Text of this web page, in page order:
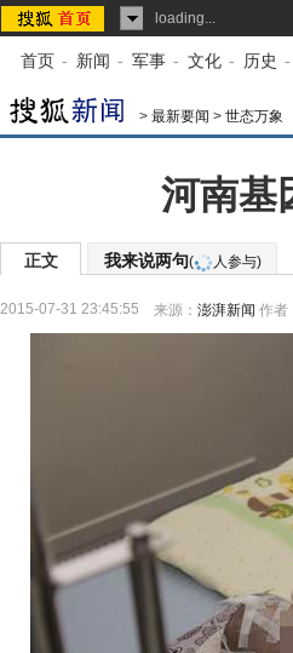
loading...
首页 - 新闻 - 军事 - 文化 - 历史 -
> 最新要闻 > 世态万象
河南基
正文 我来说两句( 人参与)
2015-07-31 23:45:55 来源： 澎湃新闻 作者